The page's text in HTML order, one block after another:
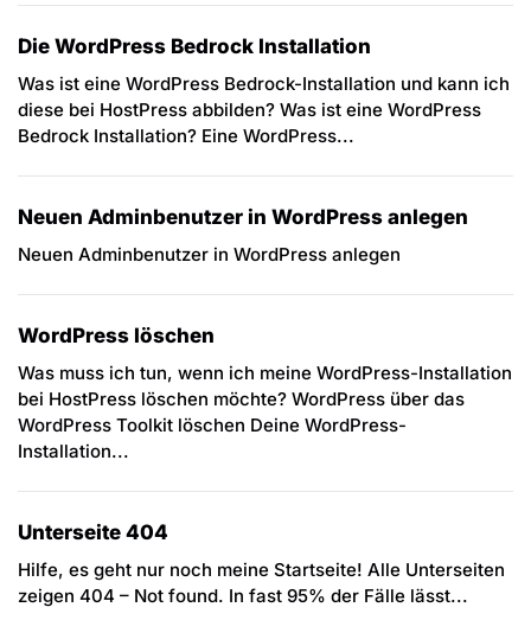
Die WordPress Bedrock Installation
Was ist eine WordPress Bedrock-Installation und kann ich
diese bei HostPress abbilden? Was ist eine WordPress
Bedrock Installation? Eine WordPress...
Neuen Adminbenutzer in WordPress anlegen
Neuen Adminbenutzer in WordPress anlegen
WordPress löschen
Was muss ich tun, wenn ich meine WordPress-Installation
bei HostPress löschen möchte? WordPress über das
WordPress Toolkit löschen Deine WordPress-
Installation...
Unterseite 404
Hilfe, es geht nur noch meine Startseite! Alle Unterseiten
zeigen 404 – Not found. In fast 95% der Fälle lässt...